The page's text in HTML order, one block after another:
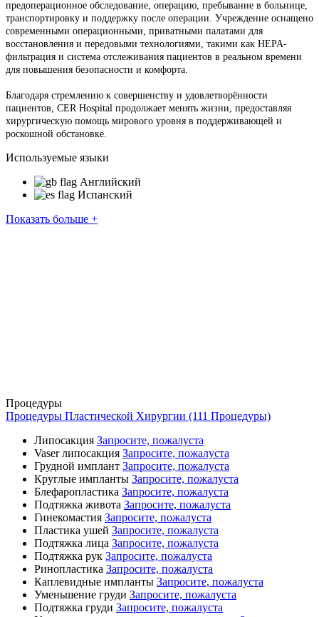
предоперационное обследование, операцию, пребывание в больнице,
транспортировку и поддержку после операции. Учреждение оснащено
современными операционными, приватными палатами для
восстановления и передовыми технологиями, такими как HEPA-
фильтрация и система отслеживания пациентов в реальном времени
для повышения безопасности и комфорта.
Благодаря стремлению к совершенству и удовлетворённости
пациентов, CER Hospital продолжает менять жизни, предоставляя
хирургическую помощь мирового уровня в поддерживающей и
роскошной обстановке.
Используемые языки
Английский
Испанский
Показать больше +
Процедуры
Процедуры Пластической Хирургии (111 Процедуры)
Липосакция Запросите, пожалуста
Vaser липосакция Запросите, пожалуста
Грудной имплант Запросите, пожалуста
Круглые импланты Запросите, пожалуста
Блефаропластика Запросите, пожалуста
Подтяжка живота Запросите, пожалуста
Гинекомастия Запросите, пожалуста
Пластика ушей Запросите, пожалуста
Подтяжка лица Запросите, пожалуста
Подтяжка рук Запросите, пожалуста
Ринопластика Запросите, пожалуста
Каплевидные импланты Запросите, пожалуста
Уменьшение груди Запросите, пожалуста
Подтяжка груди Запросите, пожалуста